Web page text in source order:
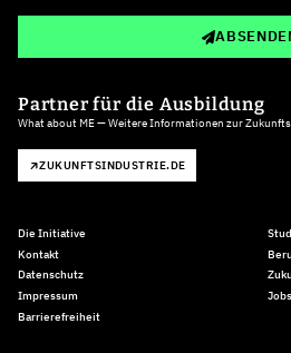
Partner für die Ausbildung
What about ME — Weitere Informationen zur
ZUKUNFTSINDUSTRIE.DE
Die Initiative
Kontakt
Datenschutz
Impressum
Barrierefreiheit